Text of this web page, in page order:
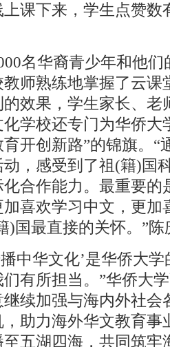
课下来，学生点赞数
名华裔青少年和他们
师熟练地掌握了云课
效果，学生家长、老
学校还专门为华侨大
开创新路”的锦旗。“
，感受到了祖(籍)国
合作能力。最重要的
喜欢学习中文，更加
)国最直接的关怀。”陈
华文化’是华侨大学
有所担当。”华侨大
续加强与海内外社会
助力海外华文教育事
五湖四海，共同筑牢